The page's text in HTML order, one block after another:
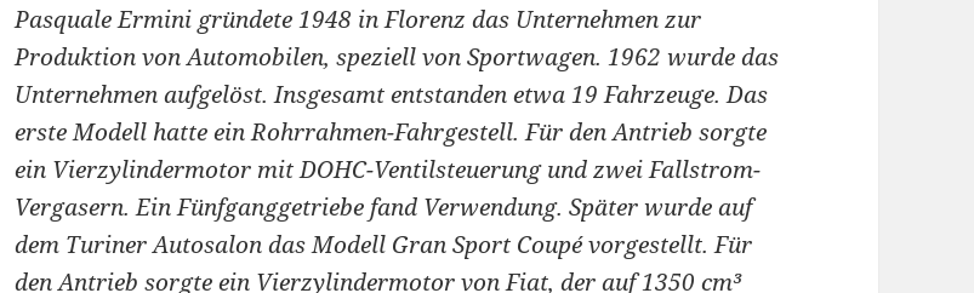
Pasquale Ermini gründete 1948 in Florenz das Unternehmen zur
Produktion von Automobilen, speziell von Sportwagen. 1962 wurde das
Unternehmen aufgelöst. Insgesamt entstanden etwa 19 Fahrzeuge. Das
erste Modell hatte ein Rohrrahmen-Fahrgestell. Für den Antrieb sorgte
ein Vierzylindermotor mit DOHC-Ventilsteuerung und zwei Fallstrom-
Vergasern. Ein Fünfganggetriebe fand Verwendung. Später wurde auf
dem Turiner Autosalon das Modell Gran Sport Coupé vorgestellt. Für
den Antrieb sorgte ein Vierzylindermotor von Fiat, der auf 1350 cm³